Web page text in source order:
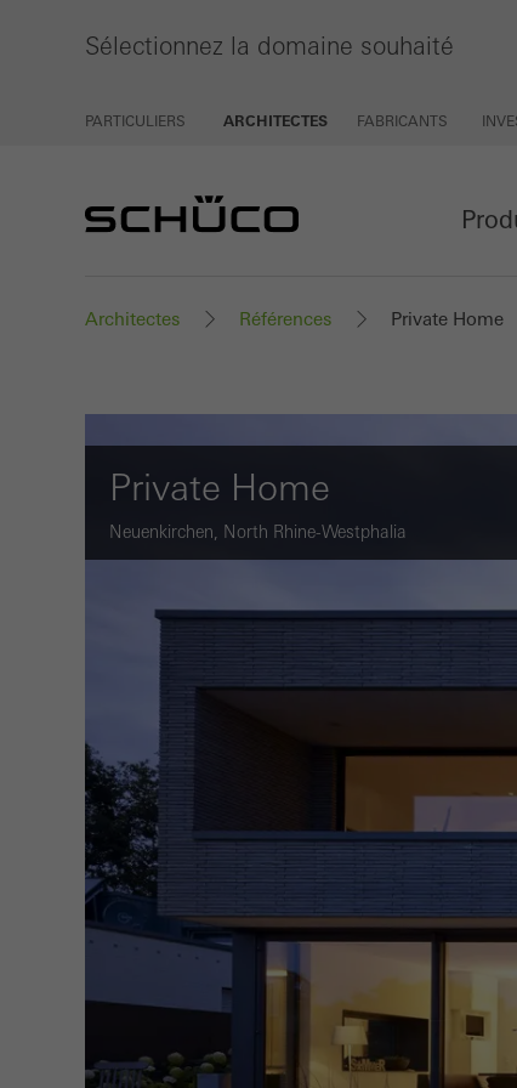
Sélectionnez la domaine souhaité
PARTICULIERS ARCHITECTES FABRICANTS
Architectes Références Private Home
Private Home
Neuenkirchen, North Rhine-Westphalia